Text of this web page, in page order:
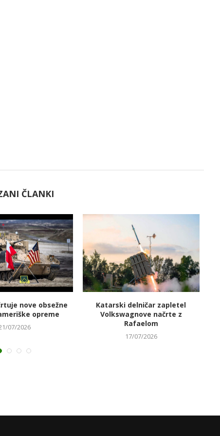
ČLANKI
nove obsežne
opreme
07/2026
Katarski delničar zapletel
Volkswagnove načrte z
Rafaelom
17/07/2026